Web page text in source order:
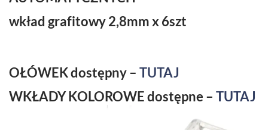
wkład grafitowy 2,8mm x 6szt
OŁÓWEK dostępny – TUTAJ
WKŁADY KOLOROWE dostępne – TUTAJ